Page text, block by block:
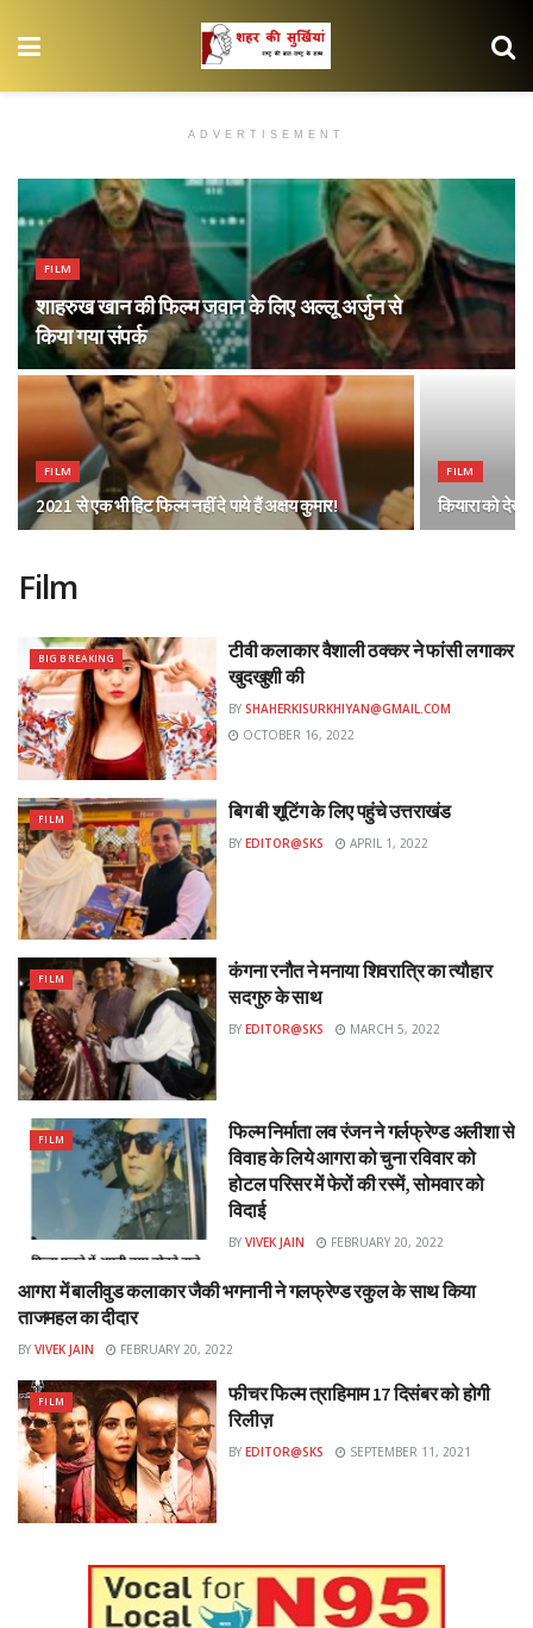
ADVERTISEMENT
FILM
शाहरुख खान की फिल्म जवान के लिए अल्लू अर्जुन से
किया गया संपर्क
FILM
2021 से एक भी हिट फिल्म नहीं दे पाये हैं अक्षय कुमार!
FILM
कियारा को
Film
BIG BREAKING
टीवी कलाकार वैशाली ठक्कर ने फांसी लगाकर
खुदखुशी की
BY SHAHERKISURKHIYAN@GMAIL.COM
OCTOBER 16, 2022
FILM बिग बी शूटिंग के लिए पहुंचे उत्तराखंड
BY EDITOR@SKS APRIL 1, 2022
FILM
कंगना रनौत ने मनाया शिवरात्रि का त्यौहार
सदगुरु के साथ
BY EDITOR@SKS MARCH 5, 2022
FILM
फिल्म निर्माता लव रंजन ने गर्लफ्रेण्ड अलीशा से
विवाह के लिये आगरा को चुना रविवार को
होटल परिसर में फेरों की रस्में, सोमवार को
विदाई
BY VIVEK JAIN FEBRUARY 20, 2022
FILM
आगरा में बालीवुड कलाकार जैकी भगनानी ने गलफ्रेण्ड रकुल के साथ किया
ताजमहल का दीदार
BY VIVEK JAIN FEBRUARY 20, 2022
FILM
फीचर फिल्म त्राहिमाम 17 दिसंबर को होगी
रिलीज़
BY EDITOR@SKS SEPTEMBER 11, 2021